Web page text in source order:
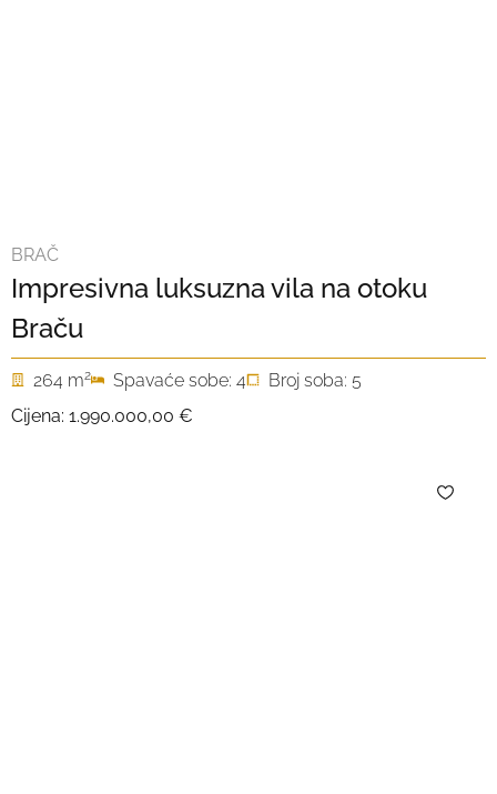
BRAČ
Impresivna luksuzna vila na otoku
Braču
264 m2 Spavaće sobe: 4
Broj soba: 5
Cijena: 1.990.000,00 €